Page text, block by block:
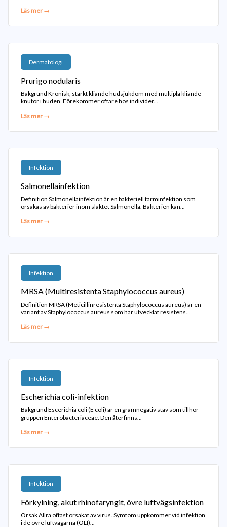
Läs mer →
Dermatologi
Prurigo nodularis
Bakgrund Kronisk, starkt kliande hudsjukdom med multipla kliande
knutor i huden. Förekommer oftare hos individer...
Läs mer →
Infektion
Salmonellainfektion
Definition Salmonellainfektion är en bakteriell tarminfektion som
orsakas av bakterier inom släktet Salmonella. Bakterien kan...
Läs mer →
Infektion
MRSA (Multiresistenta Staphylococcus aureus)
Definition MRSA (Meticillinresistenta Staphylococcus aureus) är en
variant av Staphylococcus aureus som har utvecklat resistens...
Läs mer →
Infektion
Escherichia coli-infektion
Bakgrund Escerichia coli (E coli) är en gramnegativ stav som tillhör
gruppen Enterobacteriaceae. Den återfinns...
Läs mer →
Infektion
Förkylning, akut rhinofaryngit, övre luftvägsinfektion
Orsak Allra oftast orsakat av virus. Symtom uppkommer vid infektion
i de övre luftvägarna (ÖLI)...